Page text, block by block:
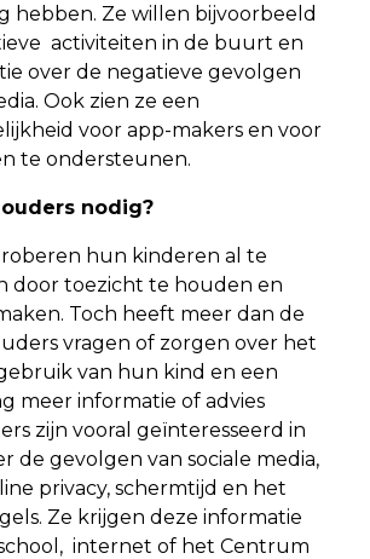
hebben. Ze willen bijvoorbeeld
activiteiten in de buurt en
over de negatieve gevolgen
Ook zien ze een
voor app-makers en voor
te ondersteunen.
nodig?
hun kinderen al te
door toezicht te houden en
Toch heeft meer dan de
vragen of zorgen over het
van hun kind en een
meer informatie of advies
zijn vooral geïnteresseerd in
de gevolgen van sociale media,
privacy, schermtijd en het
Ze krijgen deze informatie
internet of het Centrum